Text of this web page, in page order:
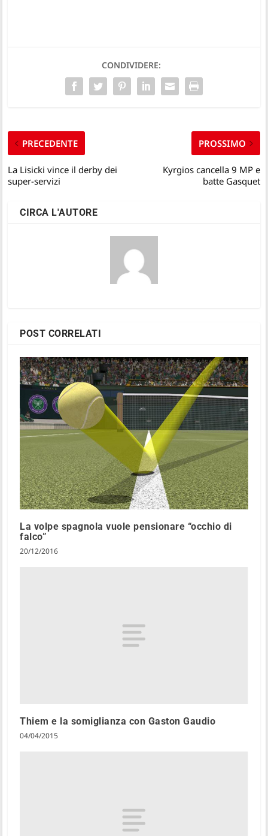
CONDIVIDERE:
PRECEDENTE
La Lisicki vince il derby dei
super-servizi
PROSSIMO
Kyrgios cancella 9 MP e
batte Gasquet
CIRCA L'AUTORE
POST CORRELATI
La volpe spagnola vuole pensionare “occhio di
falco”
20/12/2016
Thiem e la somiglianza con Gaston Gaudio
04/04/2015